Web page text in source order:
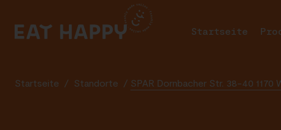
MAIN
Startseite
Startseite / Standorte / SPAR Dornbacher Str. 38-40 1170